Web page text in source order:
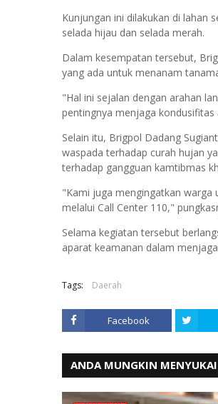
Kunjungan ini dilakukan di lahan
selada hijau dan selada merah.
Dalam kesempatan tersebut,
yang ada untuk menanam
"Hal ini sejalan dengan arahan
pentingnya menjaga
Selain itu, Brigpol Dadang
waspada terhadap curah hujan
terhadap gangguan kamtibmas
"Kami juga mengingatkan warga
melalui Call Center 110,"
Selama kegiatan tersebut
aparat keamanan dalam
Tags: Daerah
Facebook
ANDA MUNGKIN